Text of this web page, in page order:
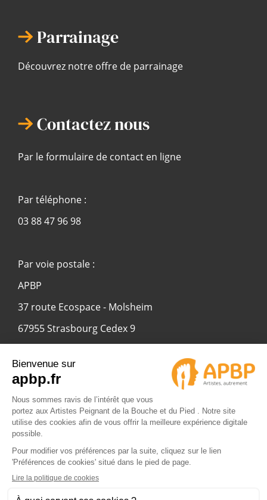
Parrainage
Découvrez notre offre de parrainage
Contactez nous
Par le formulaire de contact en ligne
Par téléphone :
03 88 47 96 98
Par voie postale :
APBP
37 route Ecospace - Molsheim
67955 Strasbourg Cedex 9